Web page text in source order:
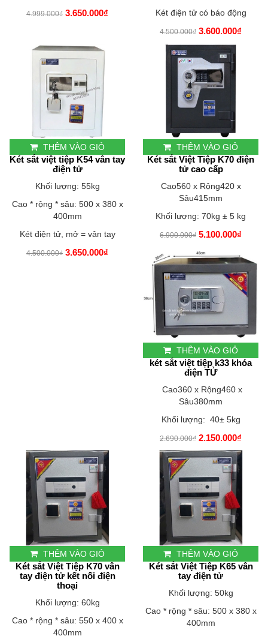
4.999.000₫ 3.650.000₫
Két điện tử có báo động
4.500.000₫ 3.600.000₫
THÊM VÀO GIỎ
Két sắt việt tiệp K54 vân tay
điện tử
Khối lượng: 55kg
Cao * rộng * sâu: 500 x 380 x
400mm
Két điện tử, mở = vân tay
4.500.000₫ 3.650.000₫
THÊM VÀO GIỎ
Két sắt Việt Tiệp K70 điện
tử cao cấp
Cao560 x Rộng420 x
Sâu415mm
Khối lượng: 70kg ± 5 kg
6.900.000₫ 5.100.000₫
THÊM VÀO GIỎ
két sắt việt tiệp k33 khóa
điện TỬ
Cao360 x Rộng460 x
Sâu380mm
Khối lượng: 40± 5kg
2.690.000₫ 2.150.000₫
THÊM VÀO GIỎ
Két sắt Việt Tiệp K70 vân
tay điện tử kết nối điện
thoại
Khối lượng: 60kg
Cao * rộng * sâu: 550 x 400 x
400mm
THÊM VÀO GIỎ
Két sắt Việt Tiệp K65 vân
tay điện tử
Khối lượng: 50kg
Cao * rộng * sâu: 500 x 380 x
400mm